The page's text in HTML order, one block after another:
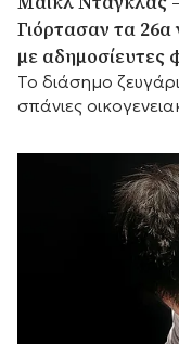
Γιόρτασαν τα 26α
με αδημοσίευτες
Το διάσημο
σπάνιες
προσθέτει τις